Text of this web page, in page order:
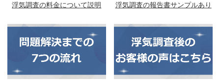
浮気調査の料金について説明 浮気調査の報告書サンプルあり